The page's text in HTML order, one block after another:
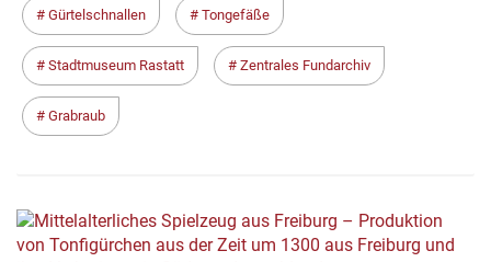
Gürtelschnallen Tongefäße
Stadtmuseum Rastatt Zentrales Fundarchiv
Grabraub